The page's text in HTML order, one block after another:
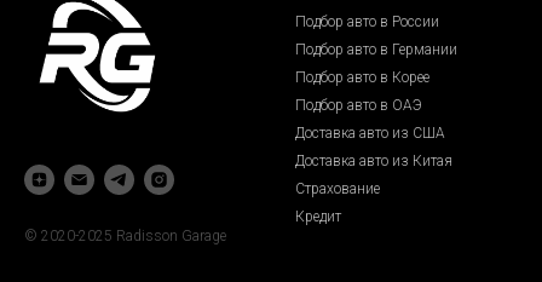
© 2020-2025 Radisson Garage
Подбор авто в России
Подбор авто в Германии
Подбор авто в Корее
Подбор авто в ОАЭ
Доставка авто из США
Доставка авто из Китая
Страхование
Кредит